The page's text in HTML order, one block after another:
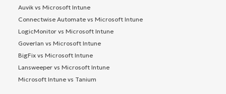
Auvik vs Microsoft Intune
Connectwise Automate vs Microsoft Intune
LogicMonitor vs Microsoft Intune
Goverlan vs Microsoft Intune
BigFix vs Microsoft Intune
Lansweeper vs Microsoft Intune
Microsoft Intune vs Tanium